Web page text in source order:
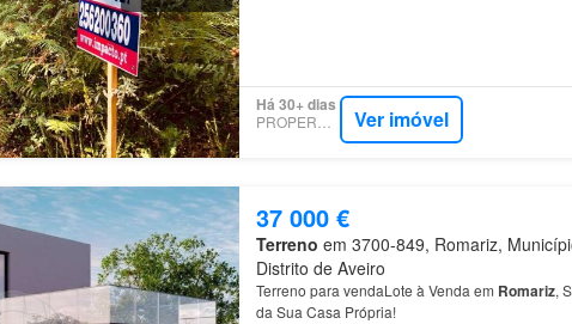
Há 30+ dias
Ver imóvel
37 000 €
Terreno em 3700-849, Romariz,
Distrito de Aveiro
Terreno para vendaLote à Venda em Romariz,
da Sua Casa Própria!